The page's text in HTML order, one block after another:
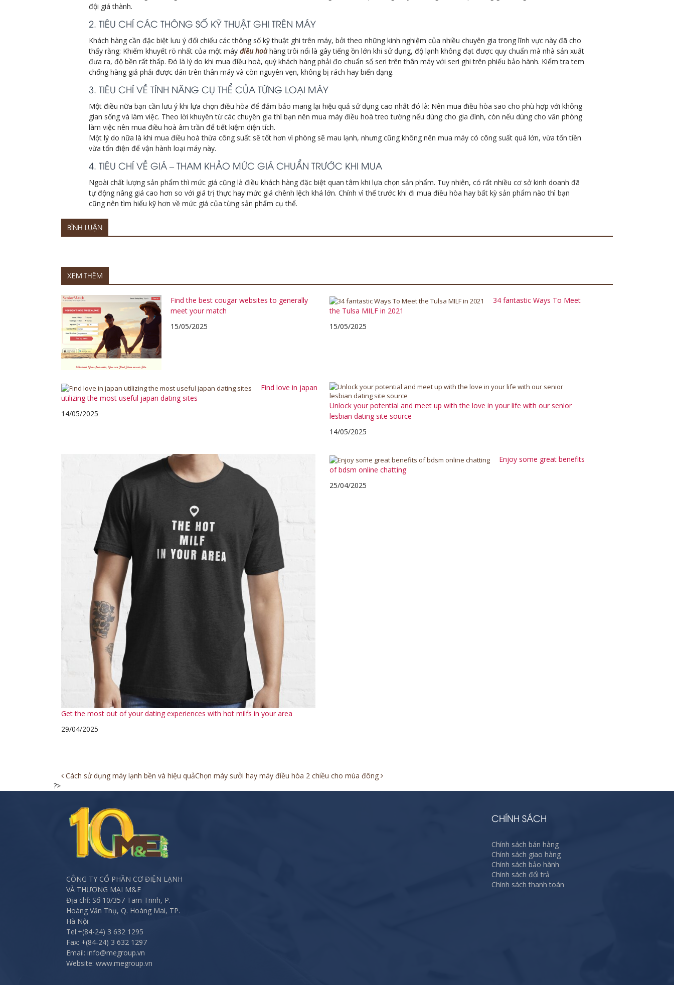
đội giá thành.
2. TIÊU CHÍ CÁC THÔNG SỐ KỸ THUẬT GHI TRÊN MÁY
Khách hàng cần đặc biệt lưu ý đối chiếu các thông số kỹ thuật ghi trên máy, bởi theo những kinh nghiệm của nhiều chuyên gia trong lĩnh vực này đã cho
thấy rằng: Khiếm khuyết rõ nhất của một máy điều hoàhàng trôi nổi là gây tiếng ồn lớn khi sử dụng, độ lạnh không đạt được quy chuẩn mà nhà sản xuất
đưa ra, độ bền rất thấp. Đó là lý do khi mua điều hoà, quý khách hàng phải đo chuẩn số seri trên thân máy với seri ghi trên phiếu bảo hành. Kiểm tra tem
chống hàng giả phải được dán trên thân máy và còn nguyên vẹn, không bị rách hay biến dạng.
3. TIÊU CHÍ VỀ TÍNH NĂNG CỤ THỂ CỦA TỪNG LOẠI MÁY
Một điều nữa bạn cần lưu ý khi lựa chọn điều hòa để đảm bảo mang lại hiệu quả sử dụng cao nhất đó là: Nên mua điều hòa sao cho phù hợp với không
gian sống và làm việc. Theo lời khuyên từ các chuyên gia thì bạn nên mua máy điều hoà treo tường nếu dùng cho gia đình, còn nếu dùng cho văn phòng
làm việc nên mua điều hoà âm trần để tiết kiệm diện tích.
Một lý do nữa là khi mua điều hoà thừa công suất sẽ tốt hơn vì phòng sẽ mau lạnh, nhưng cũng không nên mua máy có công suất quá lớn, vừa tốn tiền
vừa tốn điện để vận hành loại máy này.
4. TIÊU CHÍ VỀ GIÁ – THAM KHẢO MỨC GIÁ CHUẨN TRƯỚC KHI MUA
Ngoài chất lượng sản phẩm thì mức giá cũng là điều khách hàng đặc biệt quan tâm khi lựa chọn sản phẩm. Tuy nhiên, có rất nhiều cơ sở kinh doanh đã
tự động nâng giá cao hơn so với giá trị thực hay mức giá chênh lệch khá lớn. Chính vì thế trước khi đi mua điều hòa hay bất kỳ sản phẩm nào thì bạn
cũng nên tìm hiểu kỹ hơn về mức giá của từng sản phẩm cụ thể.
BÌNH LUẬN
XEM THÊM
Find the best cougar websites to generally
meet your match
15/05/2025
34 fantastic Ways To Meet
the Tulsa MILF in 2021
15/05/2025
Find love in japan
utilizing the most useful japan dating sites
14/05/2025
Unlock your potential and meet up with the love in your life with our senior
lesbian dating site source
14/05/2025
Get the most out of your dating experiences with hot milfs in your area
29/04/2025
Enjoy some great benefits
of bdsm online chatting
25/04/2025
Post
navigation
Cách sử dụng máy lạnh bền và hiệu quảChọn máy sưởi hay máy điều hòa 2 chiều cho mùa đông
?>
CÔNG TY CỔ PHẦN CƠ ĐIỆN LẠNH
VÀ THƯƠNG MẠI M&E
Địa chỉ: Số 10/357 Tam Trinh, P.
Hoàng Văn Thụ, Q. Hoàng Mai, TP.
Hà Nội
Tel:+(84-24) 3 632 1295
Fax: +(84-24) 3 632 1297
Email: info@megroup.vn
Website: www.megroup.vn
CHÍNH SÁCH
Chính sách bán hàng
Chính sách giao hàng
Chính sách bảo hành
Chính sách đổi trả
Chính sách thanh toán